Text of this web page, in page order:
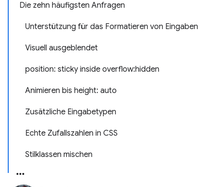
Die zehn häufigsten Anfragen
Unterstützung für das Formatieren von Eingaben
Visuell ausgeblendet
position: sticky inside overflow:hidden
Animieren bis height: auto
Zusätzliche Eingabetypen
Echte Zufallszahlen in CSS
Stilklassen mischen